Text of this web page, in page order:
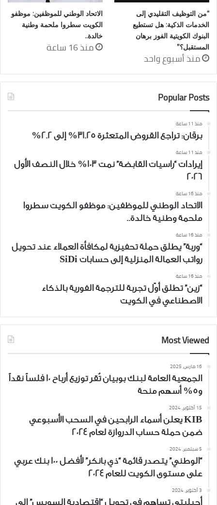
“من التوظيف التقليدي إلى
الخدمات الذكية: هل تستطيع
البنوك الكويتية الفوز برهان
المستقبل؟”
منذ أسبوع واحد
الاتحاد الوطني للموظفين: موظفو
الكويت سطروا ملحمة وطنية
خالدة..
منذ 16 ساعة
Popular Posts
منذ 11 ساعة
برقان: تراجع القروض المتعثرة 31.25% إلى 2.2%
منذ 11 ساعة
إيرادات “راسيات القابضة” نمت 103% خلال النصف الأول
2026
منذ 16 ساعة
الاتحاد الوطني للموظفين: موظفو الكويت سطروا
ملحمة وطنية خالدة..
منذ 16 ساعة
“وربة” يطلق حملة تحفيزية لمكافأة العملاء عند تحويل
رواتب العمالة المنزلية إلى حسابات SiDi
منذ 16 ساعة
“زين” تطلق أوّل تجربة للترجمة الفورية بالذكاء
الاصطناعي في الكويت
Most Viewed
16 مارس، 2025
الجمعية العامة لبنك بوبيان تُقر توزيع أرباح 10 فلساً نقداً
و5% أسهم منحة
15 أكتوبر، 2024
KIB يعلن أسماء الرابحين في السحب الأسبوعي
ضمن حملة حساب الدروازة لعام 2024
5 سبتمبر، 2024
“الوطني” يتصدر قائمة “ذي بانكر” لأفضل 100 بنك عربي
على مستوى الكويت للعام 2024
3 أكتوبر، 2024
أجيليتي تساهم في تحويل “اقتصادية السويس” إلى